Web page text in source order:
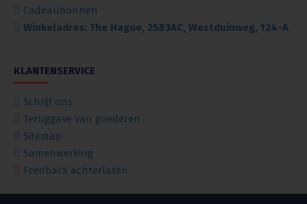
Cadeaubonnen
Winkeladres: The Hague, 2583AC, Westduinweg, 124-A
KLANTENSERVICE
Schrijf ons
Teruggave van goederen
Sitemap
Samenwerking
Feedback achterlaten